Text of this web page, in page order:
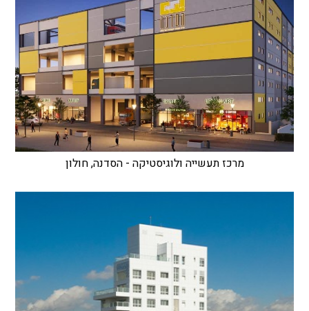
מרכז תעשייה ולוגיסטיקה - הסדנה, חולון